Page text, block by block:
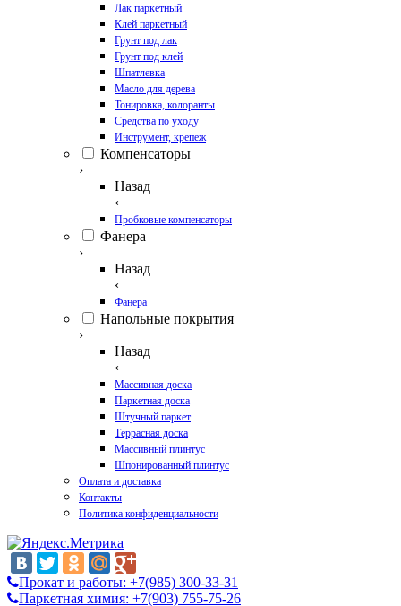
Лак паркетный
Клей паркетный
Грунт под лак
Грунт под клей
Шпатлевка
Масло для дерева
Тонировка, колоранты
Средства по уходу
Инструмент, крепеж
Компенсаторы
›
Назад
‹
Пробковые компенсаторы
Фанера
›
Назад
‹
Фанера
Напольные покрытия
›
Назад
‹
Массивная доска
Паркетная доска
Штучный паркет
Террасная доска
Массивный плинтус
Шпонированный плинтус
Оплата и доставка
Контакты
Политика конфиденциальности
Прокат и работы: +7(985) 300-33-31
Паркетная химия: +7(903) 755-75-26